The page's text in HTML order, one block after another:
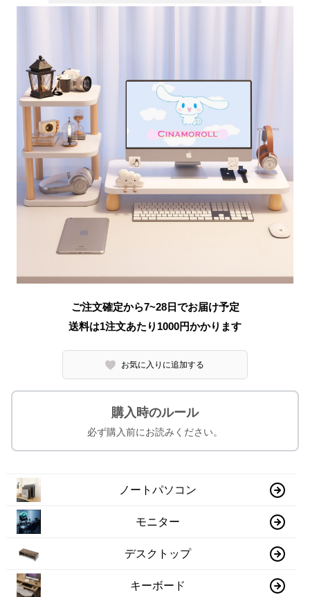
ご注文確定から7~28日でお届け予定
送料は1注文あたり 1000円かかります
お気に入りに追加する
購入時のルール
必ず購入前にお読みください。
ノートパソコン
モニター
デスクトップ
キーボード